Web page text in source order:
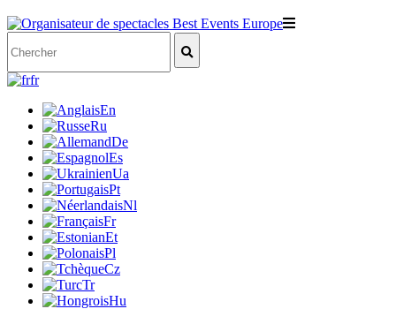
fr
En
Ru
De
Es
Ua
Pt
Nl
Fr
Et
Pl
Cz
Tr
Hu